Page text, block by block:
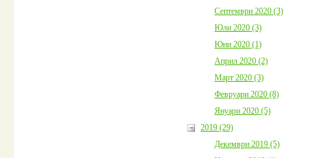
Септември 2020 (3)
Юли 2020 (3)
Юни 2020 (1)
Април 2020 (2)
Март 2020 (3)
Февруари 2020 (8)
Януари 2020 (5)
2019 (29)
Декември 2019 (5)